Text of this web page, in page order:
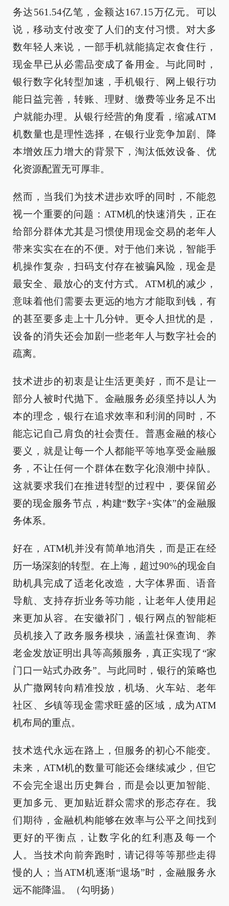
务达561.54亿笔，金额达167.15万亿元。可以
说，移动支付改变了人们的支付习惯。对大多
数年轻人来说，一部手机就能搞定衣食住行，
现金早已从必需品变成了备用金。与此同时，
银行数字化转型加速，手机银行、网上银行功
能日益完善，转账、理财、缴费等业务足不出
户就能办理。从银行经营的角度看，缩减ATM
机数量也是理性选择，在银行业竞争加剧、降
本增效压力增大的背景下，淘汰低效设备、优
化资源配置无可厚非。
然而，当我们为技术进步欢呼的同时，不能忽
视一个重要的问题：ATM机的快速消失，正在
给部分群体尤其是习惯使用现金交易的老年人
带来实实在在的不便。对于他们来说，智能手
机操作复杂，扫码支付存在被骗风险，现金是
最安全、最放心的支付方式。ATM机的减少，
意味着他们需要去更远的地方才能取到钱，有
的甚至要多走上十几分钟。更令人担忧的是，
设备的消失还会加剧一些老年人与数字社会的
疏离。
技术进步的初衷是让生活更美好，而不是让一
部分人被时代抛下。金融服务必须坚持以人为
本的理念，银行在追求效率和利润的同时，不
能忘记自己肩负的社会责任。普惠金融的核心
要义，就是让每一个人都能平等地享受金融服
务，不让任何一个群体在数字化浪潮中掉队。
这就要求我们在推进转型的过程中，要保留必
要的现金服务节点，构建“数字+实体”的金融服
务体系。
好在，ATM机并没有简单地消失，而是正在经
历一场深刻的转型。在上海，超过90%的现金自
助机具完成了适老化改造，大字体界面、语音
导航、支持存折业务等功能，让老年人使用起
来更加从容。在安徽祁门，银行网点的智能柜
员机接入了政务服务模块，涵盖社保查询、养
老金发放证明出具等高频服务，真正实现了“家
门口一站式办政务”。与此同时，银行的策略也
从广撒网转向精准投放，机场、火车站、老年
社区、乡镇等现金需求旺盛的区域，成为ATM
机布局的重点。
技术迭代永远在路上，但服务的初心不能变。
未来，ATM机的数量可能还会继续减少，但它
不会完全退出历史舞台，而是会以更加智能、
更加多元、更加贴近群众需求的形态存在。我
们期待，金融机构能够在效率与公平之间找到
更好的平衡点，让数字化的红利惠及每一个
人。当技术向前奔跑时，请记得等等那些走得
慢的人；当ATM机逐渐“退场”时，金融服务永
远不能降温。（勾明扬）